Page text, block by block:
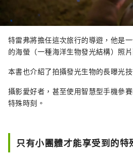
特雷弗將擔任這次旅行的導遊，他是
的海螢（一種海洋生物發光結構）照
本書也介紹了拍攝發光生物的長曝光
攝影愛好者，甚至使用智慧型手機參
特殊時刻。
只有小團體才能享受到的特